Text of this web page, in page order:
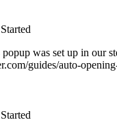
was set up in our
guides/auto-